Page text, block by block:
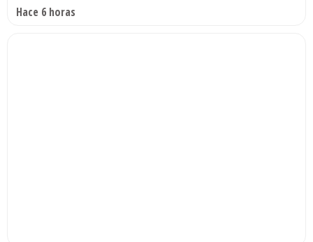
Hace 6 horas